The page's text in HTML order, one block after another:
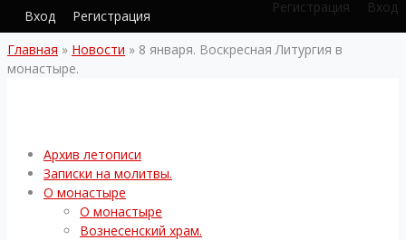
Главная » Новости » 8 января. Воскресная Литургия в
монастыре.
Архив летописи
Записки на молитвы.
О монастыре
О монастыре
Вознесенский храм.
Регистрация Вход
Вход Регистрация